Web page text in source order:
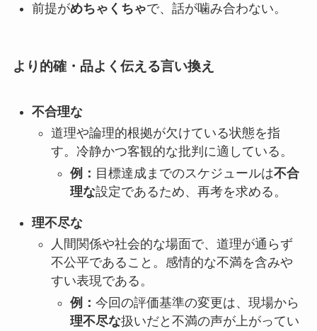
前提がめちゃくちゃで、話が噛み合わない。
より的確・品よく伝える言い換え
不合理な
道理や論理的根拠が欠けている状態を指
す。冷静かつ客観的な批判に適している。
例： 目標達成までのスケジュールは不合
理な設定であるため、再考を求める。
理不尽な
人間関係や社会的な場面で、道理が通らず
不公平であること。感情的な不満を含みや
すい表現である。
例： 今回の評価基準の変更は、現場から
理不尽な扱いだと不満の声が上がってい